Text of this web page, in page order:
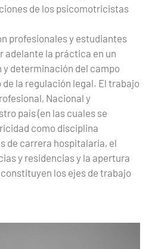
de los psicomotricistas
profesionales y estudiantes
adelante la práctica en un
determinación del campo
la regulación legal. El trabajo
Nacional y
país (en las cuales se
como disciplina
de carrera hospitalaria, el
y residencias y la apertura
los ejes de trabajo